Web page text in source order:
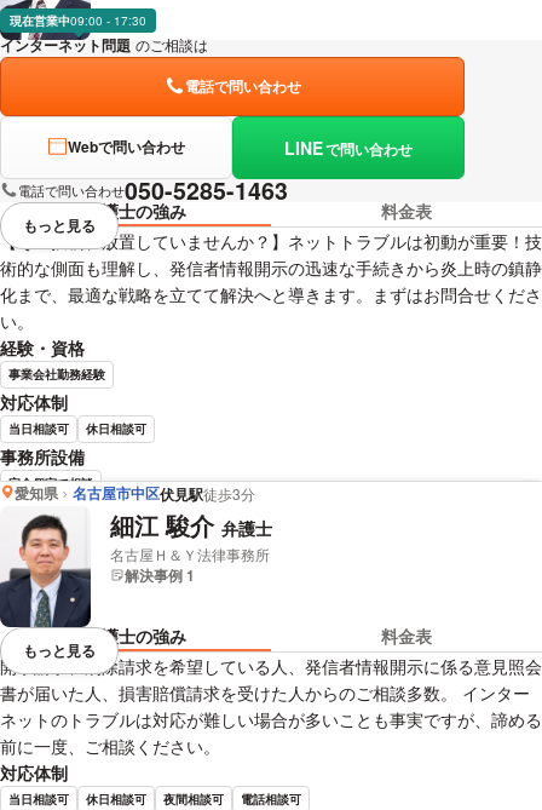
現在営業中09:00 - 17:30
インターネット問題 のご相談は
電話で問い合わせ
Webで問い合わせ LINEで問い合わせ
電話で問い合わせ050-5285-1463
弁護士の強み
料金表
【その投稿、放置していませんか？】ネットトラブルは初動が重要！技
術的な側面も理解し、発信者情報開示の迅速な手続きから炎上時の鎮静
化まで、最適な戦略を立てて解決へと導きます。まずはお問合せくださ
い。
経験・資格
事業会社勤務経験
対応体制
当日相談可 休日相談可
事務所設備
完全個室で相談
小山 洋史 弁護士の詳細情報を見る
視覚的に省略されている要素を
もっと見る
愛知県 名古屋市中区伏見駅徒歩3分
細江 駿介 弁護士
名古屋Ｈ＆Ｙ法律事務所
解決事例 1
弁護士の強み
料金表
開示請求、削除請求を希望している人、発信者情報開示に係る意見照会
書が届いた人、損害賠償請求を受けた人からのご相談多数。 インター
ネットのトラブルは対応が難しい場合が多いことも事実ですが、諦める
前に一度、ご相談ください。
対応体制
当日相談可 休日相談可 夜間相談可 電話相談可
視覚的に省略されている要素を
もっと見る